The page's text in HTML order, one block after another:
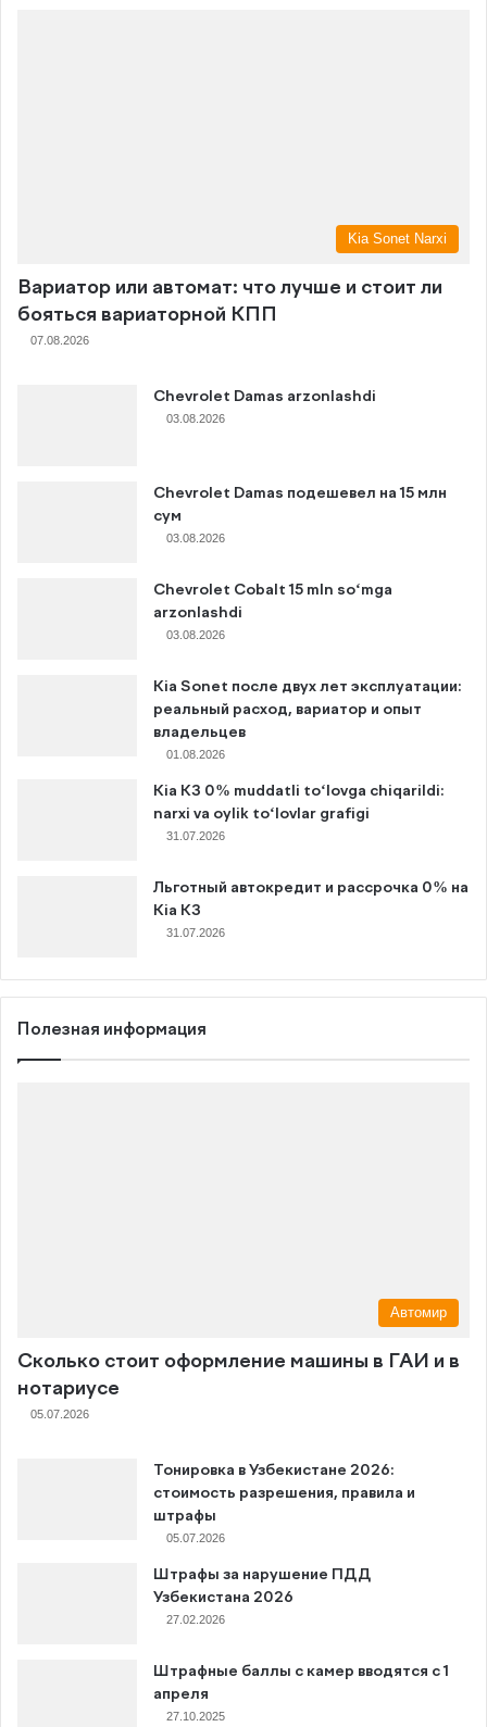
Kia Sonet Narxi
Вариатор или автомат: что лучше и стоит ли
бояться вариаторной КПП
07.08.2026
Chevrolet Damas arzonlashdi
03.08.2026
Chevrolet Damas подешевел на 15 млн
сум
03.08.2026
Chevrolet Cobalt 15 mln so‘mga
arzonlashdi
03.08.2026
Kia Sonet после двух лет эксплуатации:
реальный расход, вариатор и опыт
владельцев
01.08.2026
Kia K3 0% muddatli to‘lovga chiqarildi:
narxi va oylik to‘lovlar grafigi
31.07.2026
Льготный автокредит и рассрочка 0% на
Kia K3
31.07.2026
Полезная информация
Автомир
Сколько стоит оформление машины в ГАИ и в
нотариусе
05.07.2026
Тонировка в Узбекистане 2026:
стоимость разрешения, правила и
штрафы
05.07.2026
Штрафы за нарушение ПДД
Узбекистана 2026
27.02.2026
Штрафные баллы с камер вводятся с 1
апреля
27.10.2025